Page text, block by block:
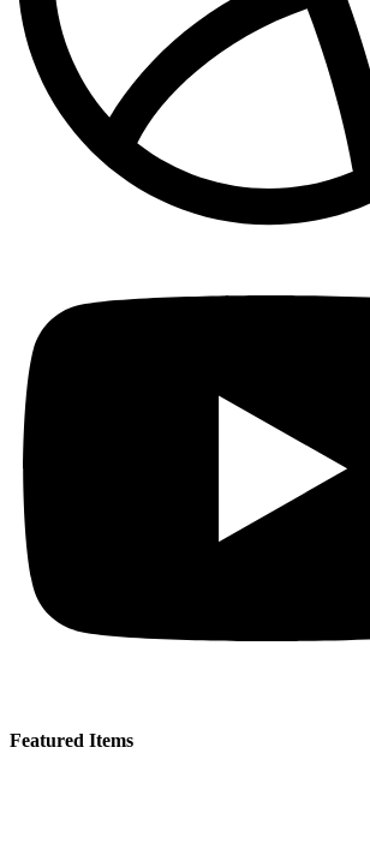
Featured Items